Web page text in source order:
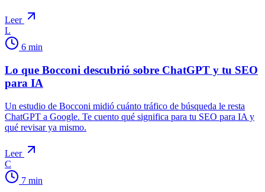
Leer
L
6 min
Lo que Bocconi descubrió sobre ChatGPT y tu SEO
para IA
Un estudio de Bocconi midió cuánto tráfico de búsqueda le resta
ChatGPT a Google. Te cuento qué significa para tu SEO para IA y
qué revisar ya mismo.
Leer
C
7 min